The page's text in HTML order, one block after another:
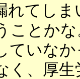
てしま
ことか
いなか
く、厚